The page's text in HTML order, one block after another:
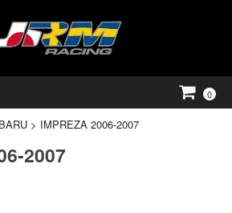
0
> IMPREZA 2006-2007
2007